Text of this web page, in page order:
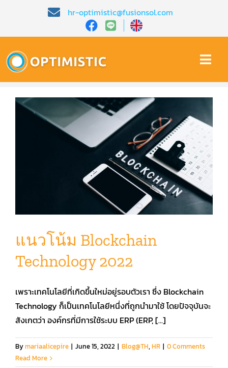
content
hr-optimistic@fusionsol.com
หน้าหลัก​
เกี่ยวกับเรา​
การสาธิต
คู่มือการใช้งาน
สมัครใช้งานฟรี
เข้าสู่ระบบ​
แนวโน้ม Blockchain
Technology 2022
เพราะเทคโนโลยีที่เกิดขึ้นใหม่อยู่รอบตัวเรา ซึ่ง Blockchain
Technology ก็เป็นเทคโนโลยีหนึ่งที่ถูกนำมาใช้ โดยปัจจุบันจะ
สังเกตว่า องค์กรที่มีการใช้ระบบ ERP (ERP, [...]
Bymariaalicepire | June 15, 2022 | Blog@TH, HR | 0 Comments
Read More